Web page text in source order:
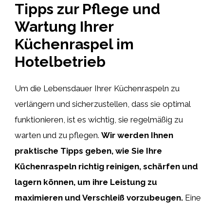
Tipps zur Pflege und
Wartung Ihrer
Küchenraspel im
Hotelbetrieb
Um die Lebensdauer Ihrer Küchenraspeln zu
verlängern und sicherzustellen, dass sie optimal
funktionieren, ist es wichtig, sie regelmäßig zu
warten und zu pflegen. Wir werden Ihnen
praktische Tipps geben, wie Sie Ihre
Küchenraspeln richtig reinigen, schärfen und
lagern können, um ihre Leistung zu
maximieren und Verschleiß vorzubeugen. Eine